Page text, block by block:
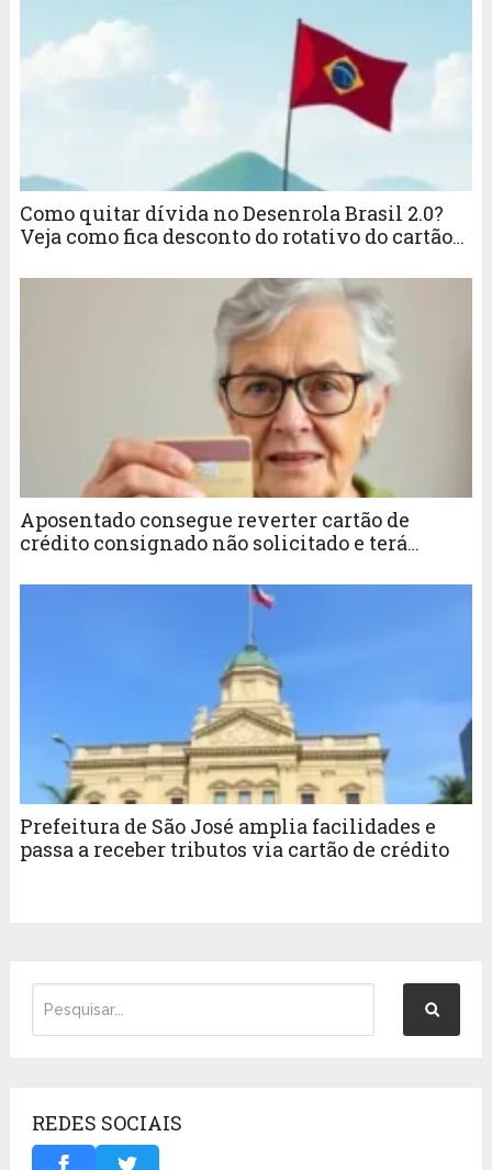
Como quitar dívida no Desenrola Brasil 2.0?
Veja como fica desconto do rotativo do cartão
Aposentado consegue reverter cartão de
crédito consignado não solicitado e terá
Prefeitura de São José amplia facilidades e
passa a receber tributos via cartão de crédito
REDES SOCIAIS